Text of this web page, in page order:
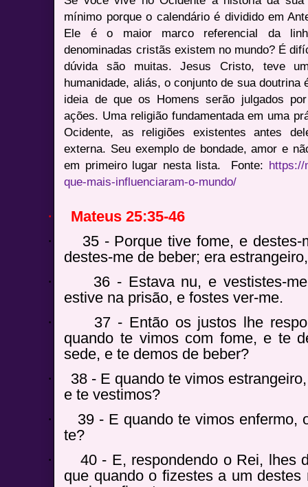
mínimo porque o calendário é dividido em
Ele é o maior marco referencial da
denominadas cristãs existem no mundo? É
dúvida são muitas. Jesus Cristo, teve
humanidade, aliás, o conjunto de sua doutrina
ideia de que os Homens serão julgados
ações. Uma religião fundamentada em uma
Ocidente, as religiões existentes antes
externa. Seu exemplo de bondade, amor e
em primeiro lugar nesta lista.
Fonte: https://
que-mais-influenciaram-o-mundo/
·
Mateus 25:35-46
·
35 - Porque tive fome, e
destes-me de beber; era
·
36 - Estava nu, e vestistes-
estive na prisão, e fostes ver-me.
·
37 - Então os justos lhe
quando te vimos com fome, e te
sede, e te demos de beber?
·
38 - E quando te vimos
e te vestimos?
·
39 - E quando te vimos enfermo,
te?
·
40 - E, respondendo o Rei, lhes
que quando o fizestes a um destes